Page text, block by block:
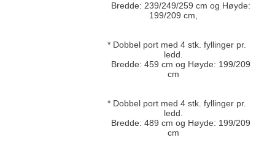
Bredde: 239/249/259 cm og Høyde:
199/209 cm,
* Dobbel port med 4 stk. fyllinger pr.
ledd.
Bredde: 459 cm og Høyde: 199/209
cm
* Dobbel port med 4 stk. fyllinger pr.
ledd.
Bredde: 489 cm og Høyde: 199/209
cm